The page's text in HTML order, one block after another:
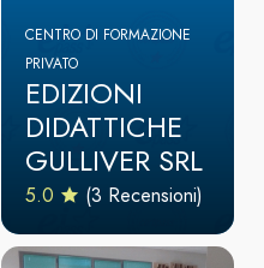
CENTRO DI FORMAZIONE
PRIVATO
EDIZIONI
DIDATTICHE
GULLIVER SRL
5.0 (3 Recensioni)